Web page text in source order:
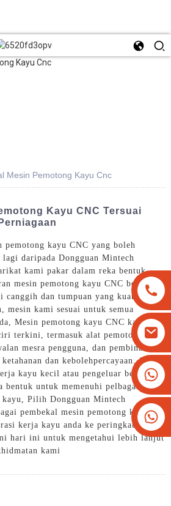
+8613825779334
+16266628193
Mesin Pemotong Kayu Cnc
Kayu CNC Tersuai
pemotong kayu CNC yang boleh
daripada Dongguan Mintech
kami pakar dalam reka bentuk,
mesin pemotong kayu CNC berkualiti
dan tumpuan yang kuat pada
mesin kami sesuai untuk semua
Mesin pemotong kayu CNC kami
terkini, termasuk alat pemotong
mesra pengguna, dan pembinaan
dan kebolehpercayaan. Sama
kayu kecil atau pengeluar berskala
bentuk untuk memenuhi pelbagai
Pilih Dongguan Mintech
pembekal mesin pemotong kayu
kerja kayu anda ke peringkat
hari ini untuk mengetahui lebih lanjut
kami